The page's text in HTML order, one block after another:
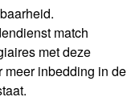
match
met deze
meer inbedding in de